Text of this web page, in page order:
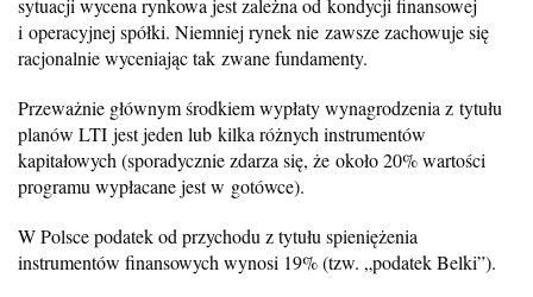
sytuacji wycena rynkowa jest zależna od kondycji finansowej
i operacyjnej spółki. Niemniej rynek nie zawsze zachowuje się
racjonalnie wyceniając tak zwane fundamenty.
Przeważnie głównym środkiem wypłaty wynagrodzenia z tytułu
planów LTI jest jeden lub kilka różnych instrumentów
kapitałowych (sporadycznie zdarza się, że około 20% wartości
programu wypłacane jest w gotówce).
W Polsce podatek od przychodu z tytułu spieniężenia
instrumentów finansowych wynosi 19% (tzw. „podatek Belki”).